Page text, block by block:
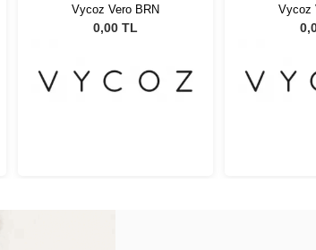
Vycoz Vero BRN
0,00 TL
Vycoz